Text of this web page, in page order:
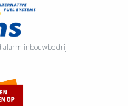
alarm inbouwbedrijf